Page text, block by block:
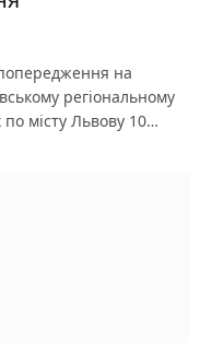
на
регіональному
по місту Львову 10…